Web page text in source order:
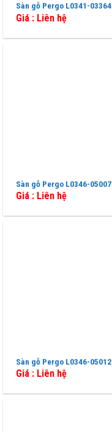
Sàn gỗ Pergo L0341-03364
Giá : Liên hệ
Sàn gỗ Pergo L0346-05007
Giá : Liên hệ
Sàn gỗ Pergo L0346-05012
Giá : Liên hệ